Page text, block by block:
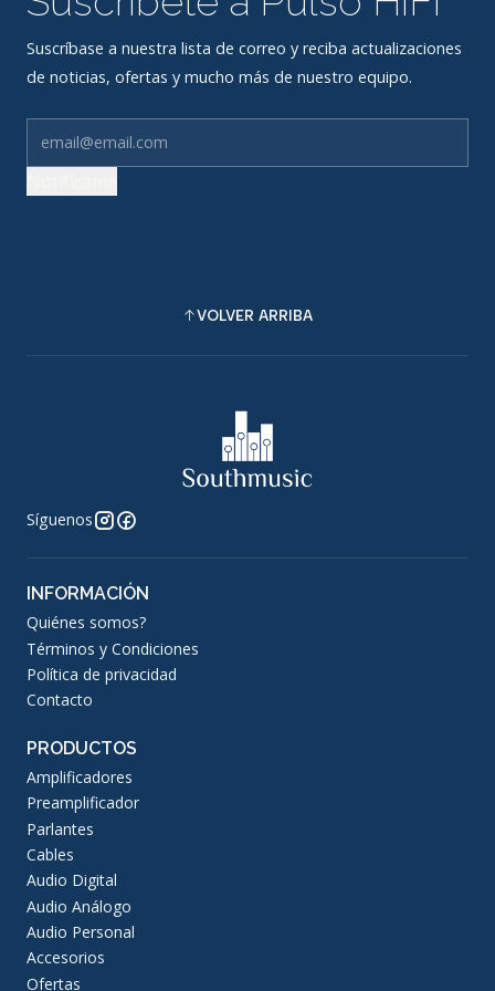
Suscríbase a nuestra lista de correo y reciba actualizaciones
de noticias, ofertas y mucho más de nuestro equipo.
VOLVER ARRIBA
Síguenos
INFORMACIÓN
Quiénes somos?
Términos y Condiciones
Política de privacidad
Contacto
PRODUCTOS
Amplificadores
Preamplificador
Parlantes
Cables
Audio Digital
Audio Análogo
Audio Personal
Accesorios
Ofertas